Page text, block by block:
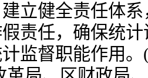
立健全责任体
责任，确保统
监督职能作用。